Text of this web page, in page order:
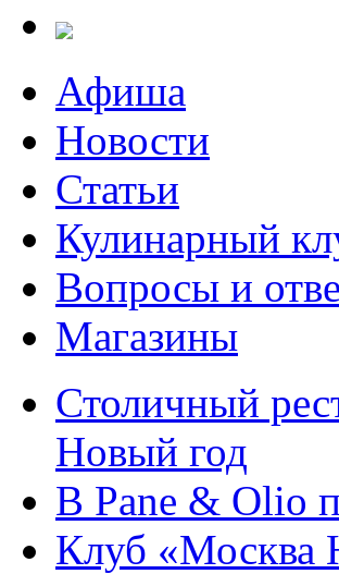
Афиша
Новости
Статьи
Кулинарный
Вопросы и
Магазины
Столичный
Новый год
В Pane & Olio
Клуб «Москва